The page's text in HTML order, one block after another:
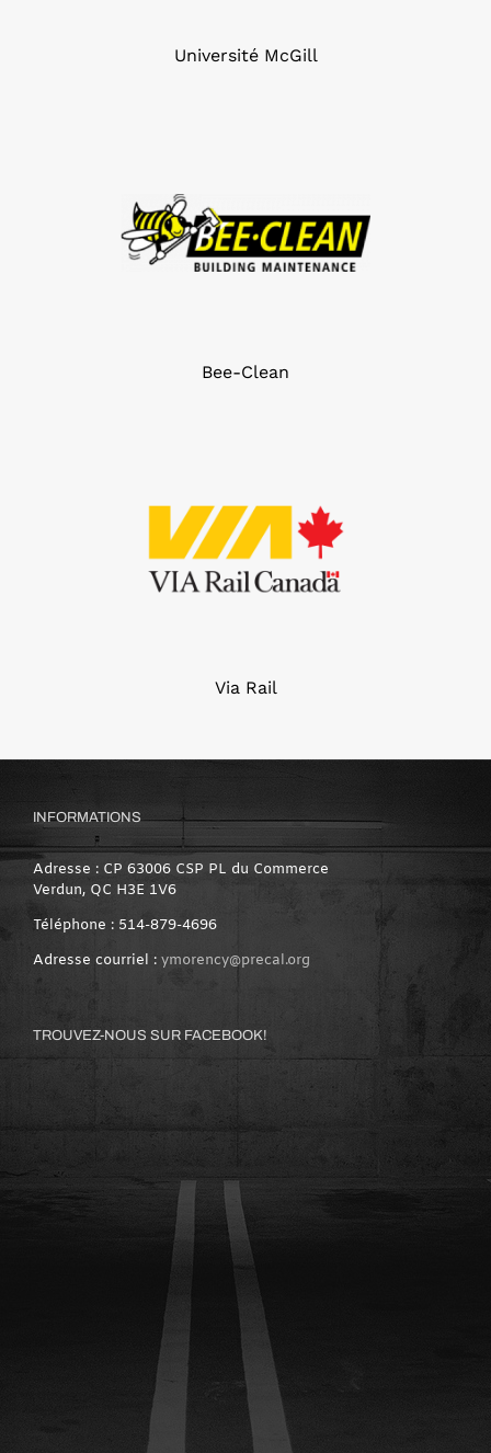
Université McGill
Bee-Clean
Via Rail
INFORMATIONS
Adresse : CP 63006 CSP PL du Commerce
Verdun, QC H3E 1V6
Téléphone : 514-879-4696
Adresse courriel : ymorency@precal.org
TROUVEZ-NOUS SUR FACEBOOK!